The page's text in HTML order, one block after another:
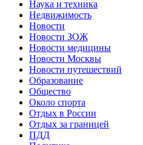
Наука и техника
Недвижимость
Новости
Новости ЗОЖ
Новости медицины
Новости Москвы
Новости путешествий
Образование
Общество
Около спорта
Отдых в России
Отдых за границей
ПДД